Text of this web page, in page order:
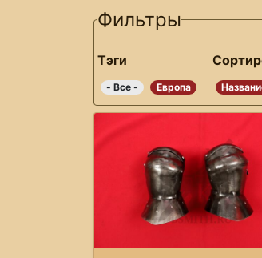
Фильтры
Тэги
- Все - Европа